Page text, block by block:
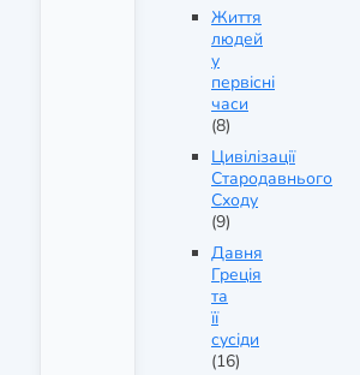
Життя
людей
у
первісні
часи
(8)
Цивілізації
Стародавнього
Сходу
(9)
Давня
Греція
та
її
сусіди
(16)